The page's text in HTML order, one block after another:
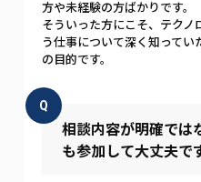
方や未経験の方ばかりです。
そういった方にこそ、テクノ
う仕事について深く知って
の目的です。
Q
相談内容が明確では
も参加して大丈夫で